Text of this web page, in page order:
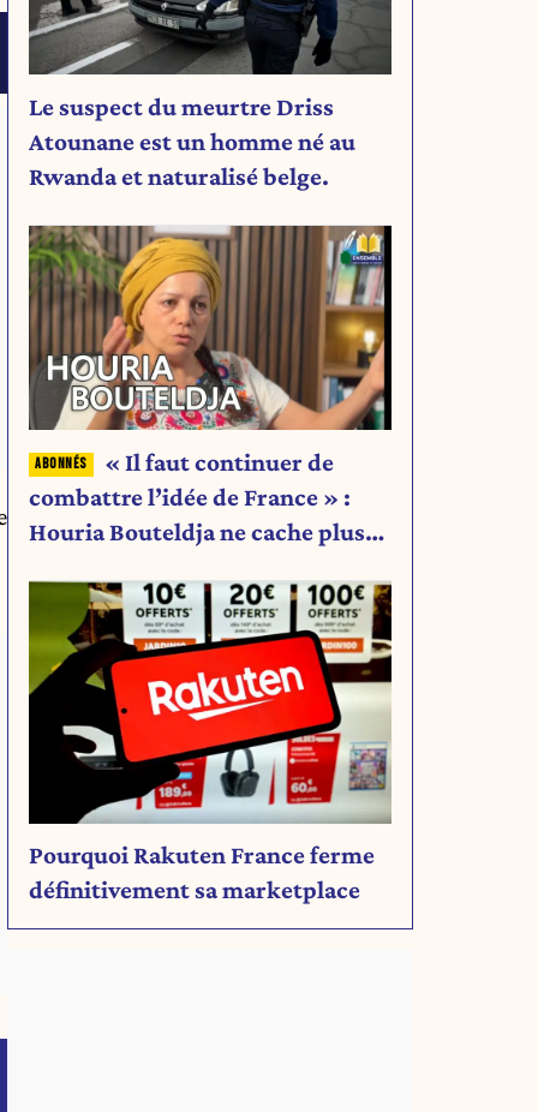
Le suspect du meurtre Driss
Atounane est un homme né au
Rwanda et naturalisé belge.
« Il faut continuer de
combattre l’idée de France » :
Houria Bouteldja ne cache plus
Pourquoi Rakuten France ferme
définitivement sa marketplace